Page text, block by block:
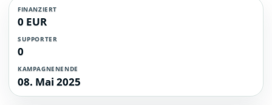
FINANZIERT
0 EUR
SUPPORTER
0
KAMPAGNENENDE
08. Mai 2025